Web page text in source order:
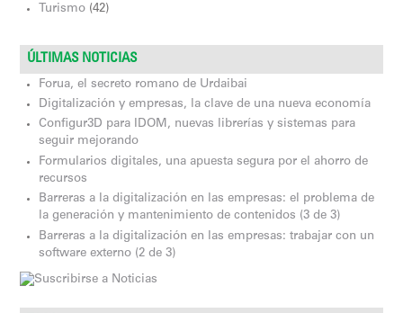
Turismo (42)
ÚLTIMAS NOTICIAS
Forua, el secreto romano de Urdaibai
Digitalización y empresas, la clave de una nueva economía
Configur3D para IDOM, nuevas librerías y sistemas para
seguir mejorando
Formularios digitales, una apuesta segura por el ahorro de
recursos
Barreras a la digitalización en las empresas: el problema de
la generación y mantenimiento de contenidos (3 de 3)
Barreras a la digitalización en las empresas: trabajar con un
software externo (2 de 3)